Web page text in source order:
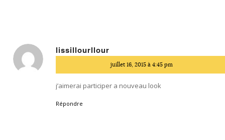
lissillourllour
juillet 16, 2015 à 4:45 pm
j’aimerai participer a nouveau look
Répondre